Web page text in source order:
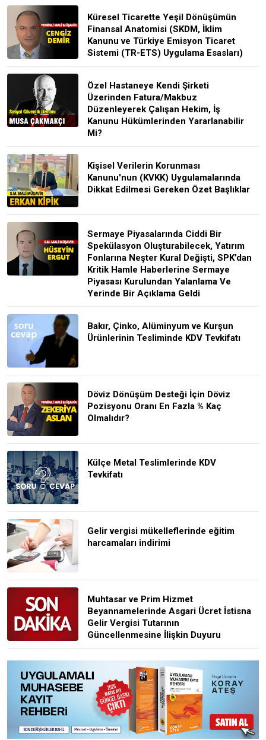
Küresel Ticarette Yeşil Dönüşümün
Finansal Anatomisi (SKDM, İklim
Kanunu ve Türkiye Emisyon Ticaret
Sistemi (TR-ETS) Uygulama Esasları)
Özel Hastaneye Kendi Şirketi
Üzerinden Fatura/Makbuz
Düzenleyerek Çalışan Hekim, İş
Kanunu Hükümlerinden Yararlanabilir
Mi?
Kişisel Verilerin Korunması
Kanunu'nun (KVKK) Uygulamalarında
Dikkat Edilmesi Gereken Özet Başlıklar
Sermaye Piyasalarında Ciddi Bir
Spekülasyon Oluşturabilecek, Yatırım
Fonlarına Neşter Kural Değişti, SPK’dan
Kritik Hamle Haberlerine Sermaye
Piyasası Kurulundan Yalanlama Ve
Yerinde Bir Açıklama Geldi
Bakır, Çinko, Alüminyum ve Kurşun
Ürünlerinin Tesliminde KDV Tevkifatı
Döviz Dönüşüm Desteği İçin Döviz
Pozisyonu Oranı En Fazla % Kaç
Olmalıdır?
Külçe Metal Teslimlerinde KDV
Tevkifatı
Gelir vergisi mükelleflerinde eğitim
harcamaları indirimi
Muhtasar ve Prim Hizmet
Beyannamelerinde Asgari Ücret İstisna
Gelir Vergisi Tutarının
Güncellenmesine İlişkin Duyuru